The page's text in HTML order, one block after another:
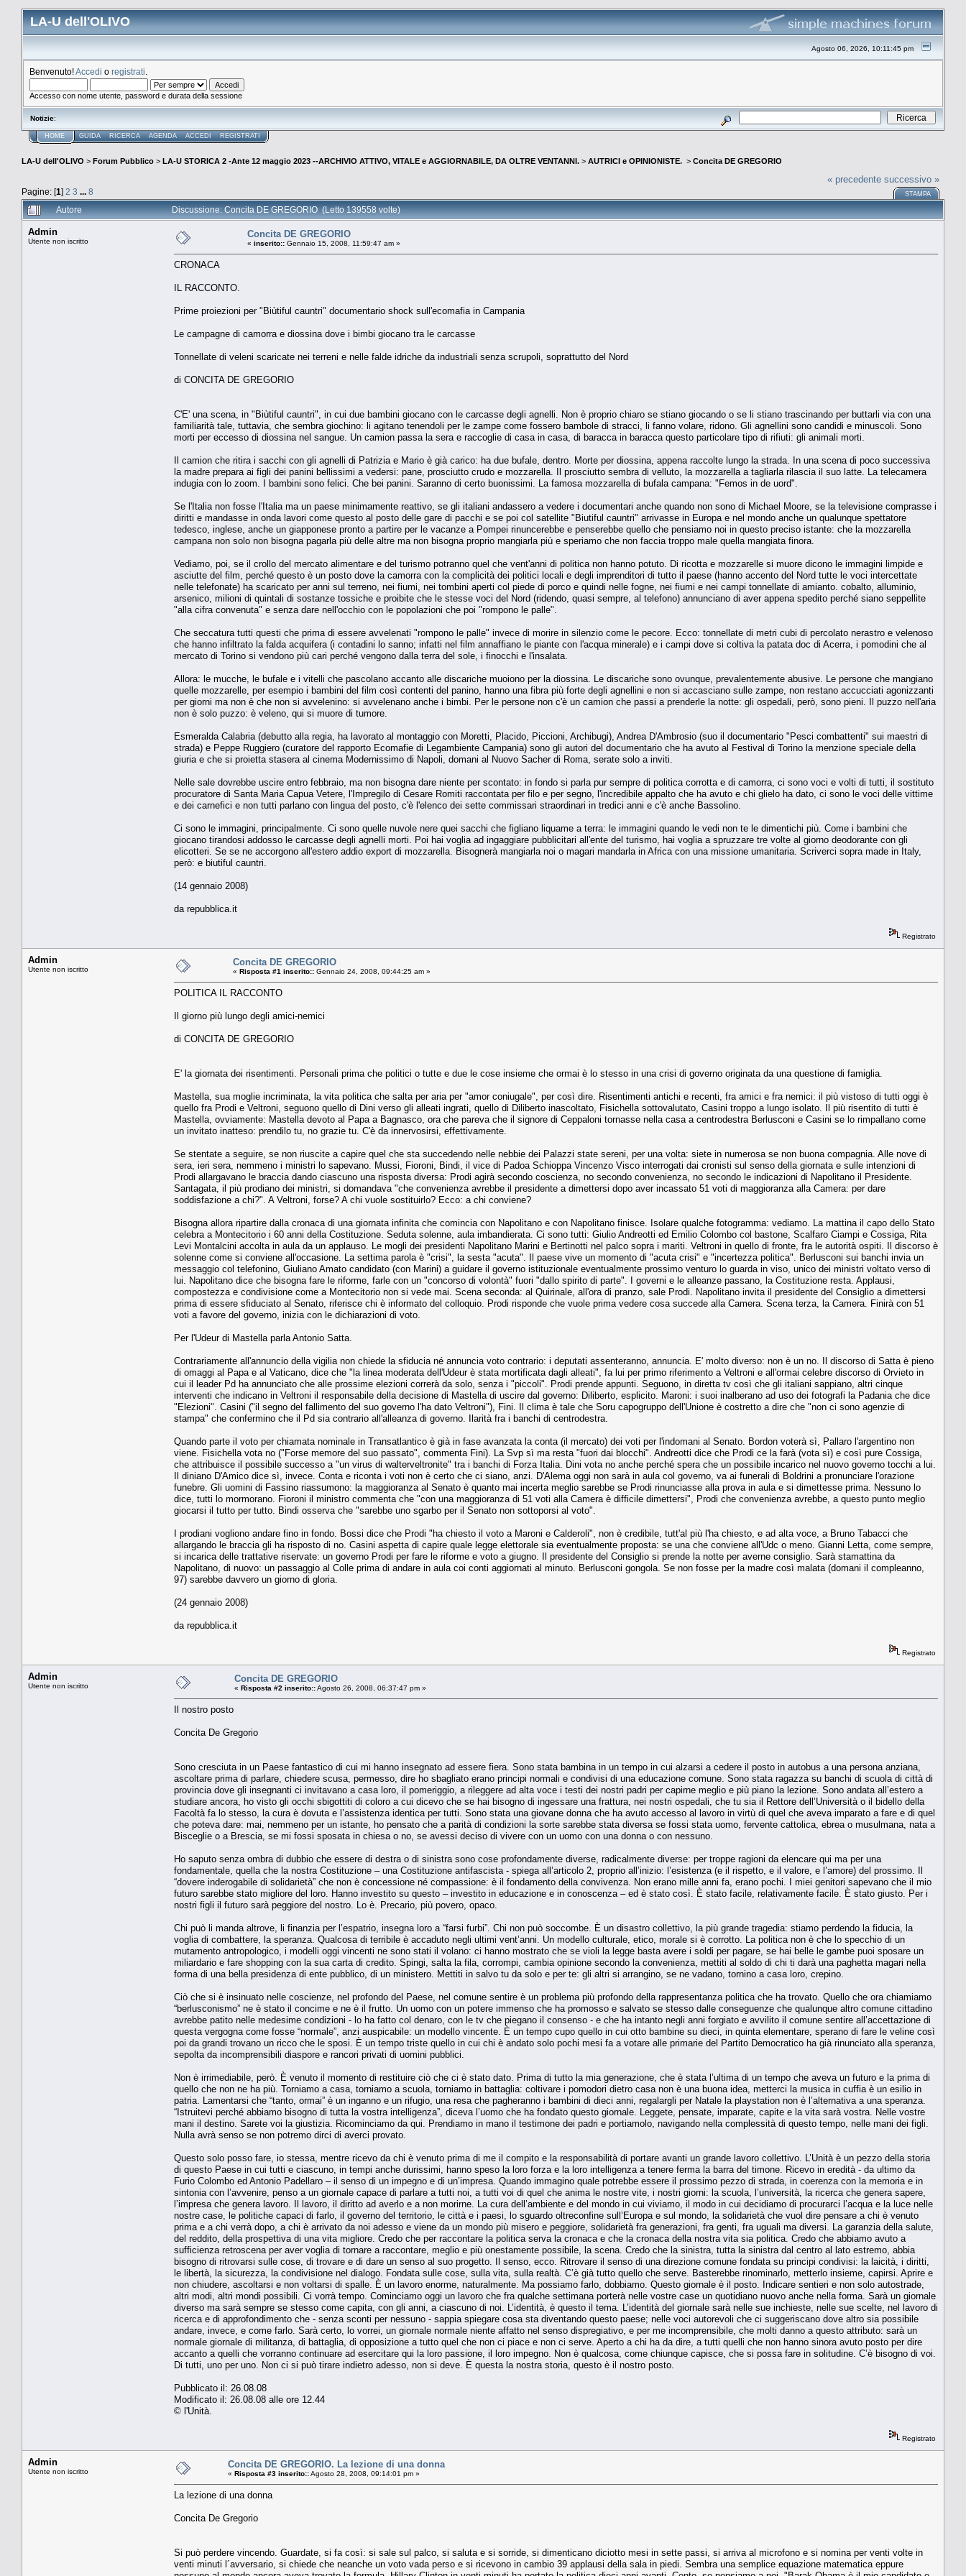
LA-U dell'OLIVO
Agosto 06, 2026, 10:11:45 pm
Benvenuto!Accedi o registrati
Accesso con nome utente, password e durata della sessione
Notizie:
HOME GUIDA RICERCA AGENDA ACCEDI REGISTRATI
LA-U dell'OLIVO > Forum Pubblico > LA-U STORICA 2 -Ante 12 maggio 2023 --ARCHIVIO ATTIVO, VITALE e AGGIORNABILE, DA OLTRE VENTANNI. > AUTRICI e OPINIONISTE. > Concita DE GREGORIO
Pagine: [1] 2 3 ... 8
« precedente successivo »
STAMPA
Autore Discussione: Concita DE GREGORIO (Letto 139558 volte)
Admin
Utente non iscritto
Concita DE GREGORIO
« inserito:: Gennaio 15, 2008, 11:59:47 am »
CRONACA
IL RACCONTO.
Prime proiezioni per "Biùtiful cauntri" documentario shock sull'ecomafia in Campania
Le campagne di camorra e diossina dove i bimbi giocano tra le carcasse
Tonnellate di veleni scaricate nei terreni e nelle falde idriche da industriali senza scrupoli, soprattutto del Nord
di CONCITA DE GREGORIO
C'E' una scena, in "Biùtiful cauntri", in cui due bambini giocano con le carcasse degli agnelli. Non è proprio chiaro se stiano giocando o se li stiano trascinando per buttarli via con una
familiarità tale, tuttavia, che sembra giochino: li agitano tenendoli per le zampe come fossero bambole di stracci, li fanno volare, ridono. Gli agnellini sono candidi e minuscoli. Sono
morti per eccesso di diossina nel sangue. Un camion passa la sera e raccoglie di casa in casa, di baracca in baracca questo particolare tipo di rifiuti: gli animali morti.
Il camion che ritira i sacchi con gli agnelli di Patrizia e Mario è già carico: ha due bufale, dentro. Morte per diossina, appena raccolte lungo la strada. In una scena di poco successiva
la madre prepara ai figli dei panini bellissimi a vedersi: pane, prosciutto crudo e mozzarella. Il prosciutto sembra di velluto, la mozzarella a tagliarla rilascia il suo latte. La telecamera
indugia con lo zoom. I bambini sono felici. Che bei panini. Saranno di certo buonissimi. La famosa mozzarella di bufala campana: "Femos in de uord".
Se l'Italia non fosse l'Italia ma un paese minimamente reattivo, se gli italiani andassero a vedere i documentari anche quando non sono di Michael Moore, se la televisione comprasse i
diritti e mandasse in onda lavori come questo al posto delle gare di pacchi e se poi col satellite "Biutiful cauntri" arrivasse in Europa e nel mondo anche un qualunque spettatore
tedesco, inglese, anche un giapponese pronto a partire per le vacanze a Pompei rinuncerebbe e penserebbe quello che pensiamo noi in questo preciso istante: che la mozzarella
campana non solo non bisogna pagarla più delle altre ma non bisogna proprio mangiarla più e speriamo che non faccia troppo male quella mangiata finora.
Vediamo, poi, se il crollo del mercato alimentare e del turismo potranno quel che vent'anni di politica non hanno potuto. Di ricotta e mozzarelle si muore dicono le immagini limpide e
asciutte del film, perché questo è un posto dove la camorra con la complicità dei politici locali e degli imprenditori di tutto il paese (hanno accento del Nord tutte le voci intercettate
nelle telefonate) ha scaricato per anni sul terreno, nei fiumi, nei tombini aperti col piede di porco e quindi nelle fogne, nei fiumi e nei campi tonnellate di amianto. cobalto, alluminio,
arsenico, milioni di quintali di sostanze tossiche e proibite che le stesse voci del Nord (ridendo, quasi sempre, al telefono) annunciano di aver appena spedito perché siano seppellite
"alla cifra convenuta" e senza dare nell'occhio con le popolazioni che poi "rompono le palle".
Che seccatura tutti questi che prima di essere avvelenati "rompono le palle" invece di morire in silenzio come le pecore. Ecco: tonnellate di metri cubi di percolato nerastro e velenoso
che hanno infiltrato la falda acquifera (i contadini lo sanno; infatti nel film annaffiano le piante con l'acqua minerale) e i campi dove si coltiva la patata doc di Acerra, i pomodini che al
mercato di Torino si vendono più cari perché vengono dalla terra del sole, i finocchi e l'insalata.
Allora: le mucche, le bufale e i vitelli che pascolano accanto alle discariche muoiono per la diossina. Le discariche sono ovunque, prevalentemente abusive. Le persone che mangiano
quelle mozzarelle, per esempio i bambini del film così contenti del panino, hanno una fibra più forte degli agnellini e non si accasciano sulle zampe, non restano accucciati agonizzanti
per giorni ma non è che non si avvelenino: si avvelenano anche i bimbi. Per le persone non c'è un camion che passi a prenderle la notte: gli ospedali, però, sono pieni. Il puzzo nell'aria
non è solo puzzo: è veleno, qui si muore di tumore.
Esmeralda Calabria (debutto alla regia, ha lavorato al montaggio con Moretti, Placido, Piccioni, Archibugi), Andrea D'Ambrosio (suo il documentario "Pesci combattenti" sui maestri di
strada) e Peppe Ruggiero (curatore del rapporto Ecomafie di Legambiente Campania) sono gli autori del documentario che ha avuto al Festival di Torino la menzione speciale della
giuria e che si proietta stasera al cinema Modernissimo di Napoli, domani al Nuovo Sacher di Roma, serate solo a inviti.
Nelle sale dovrebbe uscire entro febbraio, ma non bisogna dare niente per scontato: in fondo si parla pur sempre di politica corrotta e di camorra, ci sono voci e volti di tutti, il sostituto
procuratore di Santa Maria Capua Vetere, l'Impregilo di Cesare Romiti raccontata per filo e per segno, l'incredibile appalto che ha avuto e chi glielo ha dato, ci sono le voci delle vittime
e dei carnefici e non tutti parlano con lingua del posto, c'è l'elenco dei sette commissari straordinari in tredici anni e c'è anche Bassolino.
Ci sono le immagini, principalmente. Ci sono quelle nuvole nere quei sacchi che figliano liquame a terra: le immagini quando le vedi non te le dimentichi più. Come i bambini che
giocano tirandosi addosso le carcasse degli agnelli morti. Poi hai voglia ad ingaggiare pubblicitari all'ente del turismo, hai voglia a spruzzare tre volte al giorno deodorante con gli
elicotteri. Se se ne accorgono all'estero addio export di mozzarella. Bisognerà mangiarla noi o magari mandarla in Africa con una missione umanitaria. Scriverci sopra made in Italy,
però: e biutiful cauntri.
(14 gennaio 2008)
da repubblica.it
Registrato
Admin
Utente non iscritto
Concita DE GREGORIO
« Risposta #1 inserito:: Gennaio 24, 2008, 09:44:25 am »
POLITICA IL RACCONTO
Il giorno più lungo degli amici-nemici
di CONCITA DE GREGORIO
E' la giornata dei risentimenti. Personali prima che politici o tutte e due le cose insieme che ormai è lo stesso in una crisi di governo originata da una questione di famiglia.
Mastella, sua moglie incriminata, la vita politica che salta per aria per "amor coniugale", per così dire. Risentimenti antichi e recenti, fra amici e fra nemici: il più vistoso di tutti oggi è
quello fra Prodi e Veltroni, seguono quello di Dini verso gli alleati ingrati, quello di Diliberto inascoltato, Fisichella sottovalutato, Casini troppo a lungo isolato. Il più risentito di tutti è
Mastella, ovviamente: Mastella devoto al Papa a Bagnasco, ora che pareva che il signore di Ceppaloni tornasse nella casa a centrodestra Berlusconi e Casini se lo rimpallano come
un invitato inatteso: prendilo tu, no grazie tu. C'è da innervosirsi, effettivamente.
Se stentate a seguire, se non riuscite a capire quel che sta succedendo nelle nebbie dei Palazzi state sereni, per una volta: siete in numerosa se non buona compagnia. Alle nove di
sera, ieri sera, nemmeno i ministri lo sapevano. Mussi, Fioroni, Bindi, il vice di Padoa Schioppa Vincenzo Visco interrogati dai cronisti sul senso della giornata e sulle intenzioni di
Prodi allargavano le braccia dando ciascuno una risposta diversa: Prodi agirà secondo coscienza, no secondo convenienza, no secondo le indicazioni di Napolitano il Presidente.
Santagata, il più prodiano dei ministri, si domandava "che convenienza avrebbe il presidente a dimettersi dopo aver incassato 51 voti di maggioranza alla Camera: per dare
soddisfazione a chi?". A Veltroni, forse? A chi vuole sostituirlo? Ecco: a chi conviene?
Bisogna allora ripartire dalla cronaca di una giornata infinita che comincia con Napolitano e con Napolitano finisce. Isolare qualche fotogramma: vediamo. La mattina il capo dello Stato
celebra a Montecitorio i 60 anni della Costituzione. Seduta solenne, aula imbandierata. Ci sono tutti: Giulio Andreotti ed Emilio Colombo col bastone, Scalfaro Ciampi e Cossiga, Rita
Levi Montalcini accolta in aula da un applauso. Le mogli dei presidenti Napolitano Marini e Bertinotti nel palco sopra i mariti. Veltroni in quello di fronte, fra le autorità ospiti. Il discorso è
solenne come si conviene all'occasione. La settima parola è "crisi", la sesta "acuta". Il paese vive un momento di "acuta crisi" e "incertezza politica". Berlusconi sui banchi invia un
messaggio col telefonino, Giuliano Amato candidato (con Marini) a guidare il governo istituzionale eventualmente prossimo venturo lo guarda in viso, unico dei ministri voltato verso di
lui. Napolitano dice che bisogna fare le riforme, farle con un "concorso di volontà" fuori "dallo spirito di parte". I governi e le alleanze passano, la Costituzione resta. Applausi,
compostezza e condivisione come a Montecitorio non si vede mai. Scena seconda: al Quirinale, all'ora di pranzo, sale Prodi. Napolitano invita il presidente del Consiglio a dimettersi
prima di essere sfiduciato al Senato, riferisce chi è informato del colloquio. Prodi risponde che vuole prima vedere cosa succede alla Camera. Scena terza, la Camera. Finirà con 51
voti a favore del governo, inizia con le dichiarazioni di voto.
Per l'Udeur di Mastella parla Antonio Satta.
Contrariamente all'annuncio della vigilia non chiede la sfiducia né annuncia voto contrario: i deputati assenteranno, annuncia. E' molto diverso: non è un no. Il discorso di Satta è pieno
di omaggi al Papa e al Vaticano, dice che "la linea moderata dell'Udeur è stata mortificata dagli alleati", fa lui per primo riferimento a Veltroni e all'ormai celebre discorso di Orvieto in
cui il leader Pd ha annunciato che alle prossime elezioni correrà da solo, senza i "piccoli". Prodi prende appunti. Seguono, in diretta tv così che gli italiani sappiano, altri cinque
interventi che indicano in Veltroni il responsabile della decisione di Mastella di uscire dal governo: Diliberto, esplicito. Maroni: i suoi inalberano ad uso dei fotografi la Padania che dice
"Elezioni". Casini ("il segno del fallimento del suo governo l'ha dato Veltroni"), Fini. Il clima è tale che Soru capogruppo dell'Unione è costretto a dire che "non ci sono agenzie di
stampa" che confermino che il Pd sia contrario all'alleanza di governo. Ilarità fra i banchi di centrodestra.
Quando parte il voto per chiamata nominale in Transatlantico è già in fase avanzata la conta (il mercato) dei voti per l'indomani al Senato. Bordon voterà sì, Pallaro l'argentino non
viene. Fisichella vota no ("Forse memore del suo passato", commenta Fini). La Svp sì ma resta "fuori dai blocchi". Andreotti dice che Prodi ce la farà (vota sì) e così pure Cossiga,
che attribuisce il possibile successo a "un virus di walterveltronite" tra i banchi di Forza Italia. Dini vota no anche perché spera che un possibile incarico nel nuovo governo tocchi a lui.
Il diniano D'Amico dice sì, invece. Conta e riconta i voti non è certo che ci siano, anzi. D'Alema oggi non sarà in aula col governo, va ai funerali di Boldrini a pronunciare l'orazione
funebre. Gli uomini di Fassino riassumono: la maggioranza al Senato è quanto mai incerta meglio sarebbe se Prodi rinunciasse alla prova in aula e si dimettesse prima. Nessuno lo
dice, tutti lo mormorano. Fioroni il ministro commenta che "con una maggioranza di 51 voti alla Camera è difficile dimettersi", Prodi che convenienza avrebbe, a questo punto meglio
giocarsi il tutto per tutto. Bindi osserva che "sarebbe uno sgarbo per il Senato non sottoporsi al voto".
I prodiani vogliono andare fino in fondo. Bossi dice che Prodi "ha chiesto il voto a Maroni e Calderoli", non è credibile, tutt'al più l'ha chiesto, e ad alta voce, a Bruno Tabacci che
allargando le braccia gli ha risposto di no. Casini aspetta di capire quale legge elettorale sia eventualmente proposta: se una che conviene all'Udc o meno. Gianni Letta, come sempre,
si incarica delle trattative riservate: un governo Prodi per fare le riforme e voto a giugno. Il presidente del Consiglio si prende la notte per averne consiglio. Sarà stamattina da
Napolitano, di nuovo: un passaggio al Colle prima di andare in aula coi conti aggiornati al minuto. Berlusconi gongola. Se non fosse per la madre così malata (domani il compleanno,
97) sarebbe davvero un giorno di gloria.
(24 gennaio 2008)
da repubblica.it
Registrato
Admin
Utente non iscritto
Concita DE GREGORIO
« Risposta #2 inserito::Agosto 26, 2008, 06:37:47 pm »
Il nostro posto
Concita De Gregorio
Sono cresciuta in un Paese fantastico di cui mi hanno insegnato ad essere fiera. Sono stata bambina in un tempo in cui alzarsi a cedere il posto in autobus a una persona anziana,
ascoltare prima di parlare, chiedere scusa, permesso, dire ho sbagliato erano principi normali e condivisi di una educazione comune. Sono stata ragazza su banchi di scuola di città di
provincia dove gli insegnanti ci invitavano a casa loro, il pomeriggio, a rileggere ad alta voce i testi dei nostri padri per capirne meglio e più piano la lezione. Sono andata all’estero a
studiare ancora, ho visto gli occhi sbigottiti di coloro a cui dicevo che se hai bisogno di ingessare una frattura, nei nostri ospedali, che tu sia il Rettore dell’Università o il bidello della
Facoltà fa lo stesso, la cura è dovuta e l’assistenza identica per tutti. Sono stata una giovane donna che ha avuto accesso al lavoro in virtù di quel che aveva imparato a fare e di quel
che poteva dare: mai, nemmeno per un istante, ho pensato che a parità di condizioni la sorte sarebbe stata diversa se fossi stata uomo, fervente cattolica, ebrea o musulmana, nata a
Bisceglie o a Brescia, se mi fossi sposata in chiesa o no, se avessi deciso di vivere con un uomo con una donna o con nessuno.
Ho saputo senza ombra di dubbio che essere di destra o di sinistra sono cose profondamente diverse, radicalmente diverse: per troppe ragioni da elencare qui ma per una
fondamentale, quella che la nostra Costituzione – una Costituzione antifascista - spiega all’articolo 2, proprio all’inizio: l’esistenza (e il rispetto, e il valore, e l’amore) del prossimo. Il
“dovere inderogabile di solidarietà” che non è concessione né compassione: è il fondamento della convivenza. Non erano mille anni fa, erano pochi. I miei genitori sapevano che il mio
futuro sarebbe stato migliore del loro. Hanno investito su questo – investito in educazione e in conoscenza – ed è stato così. È stato facile, relativamente facile. È stato giusto. Per i
nostri figli il futuro sarà peggiore del nostro. Lo è. Precario, più povero, opaco.
Chi può li manda altrove, li finanzia per l’espatrio, insegna loro a “farsi furbi”. Chi non può soccombe. È un disastro collettivo, la più grande tragedia: stiamo perdendo la fiducia, la
voglia di combattere, la speranza. Qualcosa di terribile è accaduto negli ultimi vent’anni. Un modello culturale, etico, morale si è corrotto. La politica non è che lo specchio di un
mutamento antropologico, i modelli oggi vincenti ne sono stati il volano: ci hanno mostrato che se violi la legge basta avere i soldi per pagare, se hai belle le gambe puoi sposare un
miliardario e fare shopping con la sua carta di credito. Spingi, salta la fila, corrompi, cambia opinione secondo la convenienza, mettiti al soldo di chi ti darà una paghetta magari nella
forma di una bella presidenza di ente pubblico, di un ministero. Mettiti in salvo tu da solo e per te: gli altri si arrangino, se ne vadano, tornino a casa loro, crepino.
Ciò che si è insinuato nelle coscienze, nel profondo del Paese, nel comune sentire è un problema più profondo della rappresentanza politica che ha trovato. Quello che ora chiamiamo
“berlusconismo” ne è stato il concime e ne è il frutto. Un uomo con un potere immenso che ha promosso e salvato se stesso dalle conseguenze che qualunque altro comune cittadino
avrebbe patito nelle medesime condizioni - lo ha fatto col denaro, con le tv che piegano il consenso - e che ha intanto negli anni forgiato e avvilito il comune sentire all’accettazione di
questa vergogna come fosse “normale”, anzi auspicabile: un modello vincente. È un tempo cupo quello in cui otto bambine su dieci, in quinta elementare, sperano di fare le veline così
poi da grandi trovano un ricco che le sposi. È un tempo triste quello in cui chi è andato solo pochi mesi fa a votare alle primarie del Partito Democratico ha già rinunciato alla speranza,
sepolta da incomprensibili diaspore e rancori privati di uomini pubblici.
Non è irrimediabile, però. È venuto il momento di restituire ciò che ci è stato dato. Prima di tutto la mia generazione, che è stata l’ultima di un tempo che aveva un futuro e la prima di
quello che non ne ha più. Torniamo a casa, torniamo a scuola, torniamo in battaglia: coltivare i pomodori dietro casa non è una buona idea, metterci la musica in cuffia è un esilio in
patria. Lamentarsi che “tanto, ormai” è un inganno e un rifugio, una resa che pagheranno i bambini di dieci anni, regalargli per Natale la playstation non è l’alternativa a una speranza.
“Istruitevi perché abbiamo bisogno di tutta la vostra intelligenza”, diceva l’uomo che ha fondato questo giornale. Leggete, pensate, imparate, capite e la vita sarà vostra. Nelle vostre
mani il destino. Sarete voi la giustizia. Ricominciamo da qui. Prendiamo in mano il testimone dei padri e portiamolo, navigando nella complessità di questo tempo, nelle mani dei figli.
Nulla avrà senso se non potremo dirci di averci provato.
Questo solo posso fare, io stessa, mentre ricevo da chi è venuto prima di me il compito e la responsabilità di portare avanti un grande lavoro collettivo. L’Unità è un pezzo della storia
di questo Paese in cui tutti e ciascuno, in tempi anche durissimi, hanno speso la loro forza e la loro intelligenza a tenere ferma la barra del timone. Ricevo in eredità - da ultimo da
Furio Colombo ed Antonio Padellaro – il senso di un impegno e di un’impresa. Quando immagino quale potrebbe essere il prossimo pezzo di strada, in coerenza con la memoria e in
sintonia con l’avvenire, penso a un giornale capace di parlare a tutti noi, a tutti voi di quel che anima le nostre vite, i nostri giorni: la scuola, l’università, la ricerca che genera sapere,
l’impresa che genera lavoro. Il lavoro, il diritto ad averlo e a non morirne. La cura dell’ambiente e del mondo in cui viviamo, il modo in cui decidiamo di procurarci l’acqua e la luce nelle
nostre case, le politiche capaci di farlo, il governo del territorio, le città e i paesi, lo sguardo oltreconfine sull’Europa e sul mondo, la solidarietà che vuol dire pensare a chi è venuto
prima e a chi verrà dopo, a chi è arrivato da noi adesso e viene da un mondo più misero e peggiore, solidarietà fra generazioni, fra genti, fra uguali ma diversi. La garanzia della salute,
del reddito, della prospettiva di una vita migliore. Credo che per raccontare la politica serva la cronaca e che la cronaca della nostra vita sia politica. Credo che abbiamo avuto a
sufficienza retroscena per aver voglia di tornare a raccontare, meglio e più onestamente possibile, la scena. Credo che la sinistra, tutta la sinistra dal centro al lato estremo, abbia
bisogno di ritrovarsi sulle cose, di trovare e di dare un senso al suo progetto. Il senso, ecco. Ritrovare il senso di una direzione comune fondata su principi condivisi: la laicità, i diritti,
le libertà, la sicurezza, la condivisione nel dialogo. Fondata sulle cose, sulla vita, sulla realtà. C’è già tutto quello che serve. Basterebbe rinominarlo, metterlo insieme, capirsi. Aprire e
non chiudere, ascoltarsi e non voltarsi di spalle. È un lavoro enorme, naturalmente. Ma possiamo farlo, dobbiamo. Questo giornale è il posto. Indicare sentieri e non solo autostrade,
altri modi, altri mondi possibili. Ci vorrà tempo. Cominciamo oggi un lavoro che fra qualche settimana porterà nelle vostre case un quotidiano nuovo anche nella forma. Sarà un giornale
diverso ma sarà sempre se stesso come capita, con gli anni, a ciascuno di noi. L’identità, è questo il tema. L’identità del giornale sarà nelle sue inchieste, nelle sue scelte, nel lavoro di
ricerca e di approfondimento che - senza sconti per nessuno - sappia spiegare cosa sta diventando questo paese; nelle voci autorevoli che ci suggeriscano dove altro sia possibile
andare, invece, e come farlo. Sarà certo, lo vorrei, un giornale normale niente affatto nel senso dispregiativo, e per me incomprensibile, che molti danno a questo attributo: sarà un
normale giornale di militanza, di battaglia, di opposizione a tutto quel che non ci piace e non ci serve. Aperto a chi ha da dire, a tutti quelli che non hanno sinora avuto posto per dire
accanto a quelli che vorranno continuare ad esercitare qui la loro passione, il loro impegno. Non è qualcosa, come chiunque capisce, che si possa fare in solitudine. C’è bisogno di voi.
Di tutti, uno per uno. Non ci si può tirare indietro adesso, non si deve. È questa la nostra storia, questo è il nostro posto.
Pubblicato il: 26.08.08
Modificato il: 26.08.08 alle ore 12.44
© l'Unità.
Registrato
Admin
Utente non iscritto
Concita DE GREGORIO. La lezione di una donna
« Risposta #3 inserito::Agosto 28, 2008, 09:14:01 pm »
La lezione di una donna
Concita De Gregorio
Si può perdere vincendo. Guardate, si fa così: si sale sul palco, si saluta e si sorride, si dimenticano diciotto mesi in sette passi, si arriva al microfono e si nomina per venti volte in
venti minuti l´avversario, si chiede che neanche un voto vada perso e si ricevono in cambio 39 applausi della sala in piedi. Sembra una semplice equazione matematica eppure